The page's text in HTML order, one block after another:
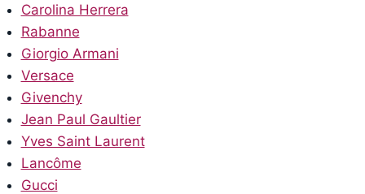
Carolina Herrera
Rabanne
Giorgio Armani
Versace
Givenchy
Jean Paul Gaultier
Yves Saint Laurent
Lancôme
Gucci